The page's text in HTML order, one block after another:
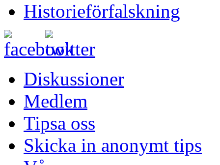
Historieförfalskning
Diskussioner
Medlem
Tipsa oss
Skicka in anonymt tips